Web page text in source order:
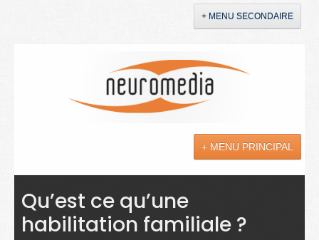
+ MENU SECONDAIRE
+ MENU PRINCIPAL
Actualités
Sciences
Qu’est ce qu’une
habilitation familiale ?